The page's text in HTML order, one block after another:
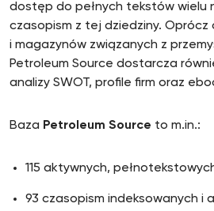
dostęp do pełnych tekstów wielu
czasopism z tej dziedziny. Oprócz
i magazynów związanych z
Petroleum Source dostarcza
analizy SWOT, profile firm oraz
Baza Petroleum Source to m.in.:
115 aktywnych,
93 czasopism indeksowanych i